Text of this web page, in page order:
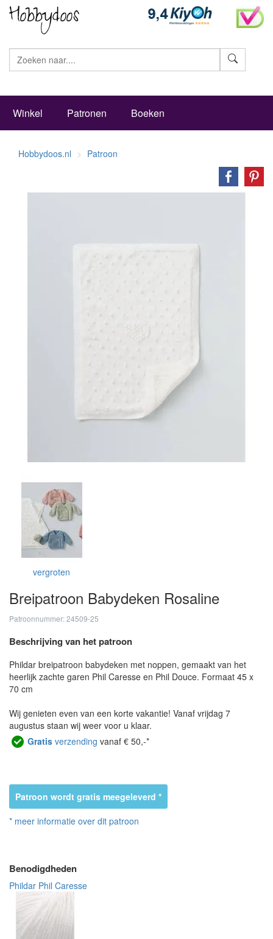
Winkel Patronen Boeken
Hobbydoos.nl Patroon
vergroten
Breipatroon Babydeken Rosaline
Patroonnummer: 24509-25
Beschrijving van het patroon
Phildar breipatroon babydeken met noppen, gemaakt van het
heerlijk zachte garen Phil Caresse en Phil Douce. Formaat 45 x
70 cm
Wij genieten even van een korte vakantie! Vanaf vrijdag 7
augustus staan wij weer voor u klaar.
Gratis verzending vanaf € 50,-*
Patroon wordt gratis meegeleverd *
* meer informatie over dit patroon
Benodigdheden
Phildar Phil Caresse